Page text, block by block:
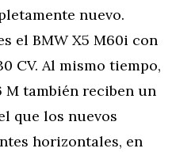
nuevo.
el BMW X5 M60i con
CV. Al mismo tiempo,
M también reciben un
que los nuevos
horizontales, en